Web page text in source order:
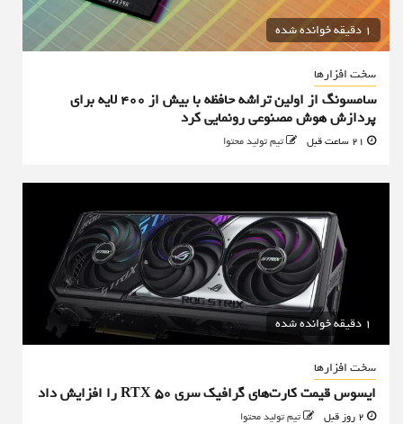
1 دقیقه خوانده شده
سخت افزارها
سامسونگ از اولین تراشه حافظه با بیش از ۴۰۰ لایه برای
پردازش هوش مصنوعی رونمایی کرد
تیم تولید محتوا
1 دقیقه خوانده شده
سخت افزارها
ایسوس قیمت کارت‌های گرافیک سری RTX 50 را افزایش داد
تیم تولید محتوا